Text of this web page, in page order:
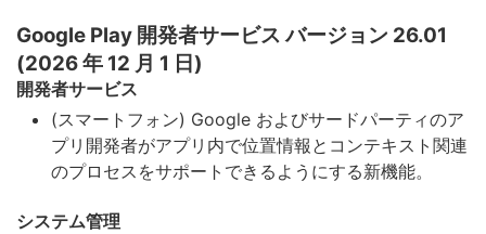
Google Play 開発者サービス バージョン 26.01
(2026 年 12 月 1 日)
開発者サービス
(スマートフォン) Google およびサードパーティのア
プリ開発者がアプリ内で位置情報とコンテキスト関連
のプロセスをサポートできるようにする新機能。
システム管理